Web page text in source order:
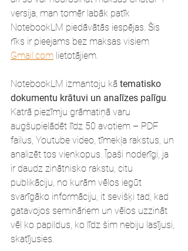
versija, man tomēr labāk patīk
NotebookLM piedāvātās iespējas. Šis
rīks ir pieejams bez maksas visiem
Gmail.com lietotājiem.
NotebookLM izmantoju kā tematisko
dokumentu krātuvi un analīzes palīgu.
Katrā piezīmju grāmatiņā varu
augšupielādēt līdz 50 avotiem – PDF
failus, Youtube video, tīmekļa rakstus, un
analizēt tos vienkopus. Īpaši noderīgi, ja
ir daudz zinātnisko rakstu, citu
publikāciju, no kurām vēlos iegūt
svarīgāko informāciju, it sevišķi tad, kad
gatavojos semināriem un vēlos uzzināt
vēl ko papildus, ko līdz šim nebiju lasījusi,
skatījusies.